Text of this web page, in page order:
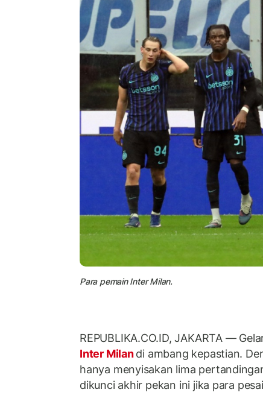
Para pemain Inter Milan.
REPUBLIKA.CO.ID, JAKARTA —
Inter Milandi ambang kepastian.
hanya menyisakan lima
dikunci akhir pekan ini jika para